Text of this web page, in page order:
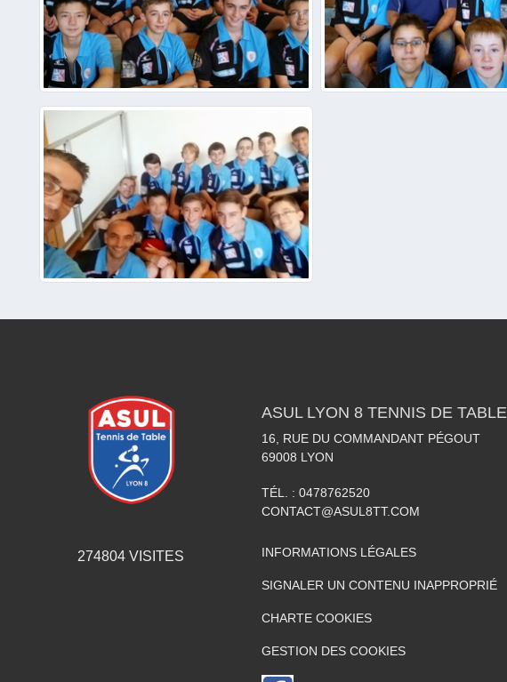
274804 VISITES
ASUL LYON 8 TENNIS DE TABLE
16, RUE DU COMMANDANT PÉGOUT
69008 LYON
TÉL. : 0478762520
CONTACT@ASUL8TT.COM
INFORMATIONS LÉGALES
SIGNALER UN CONTENU INAPPROPRIÉ
CHARTE COOKIES
GESTION DES COOKIES